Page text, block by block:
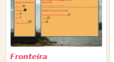
𝙁𝙧𝙤𝙣𝙩𝙚𝙞𝙧𝙖